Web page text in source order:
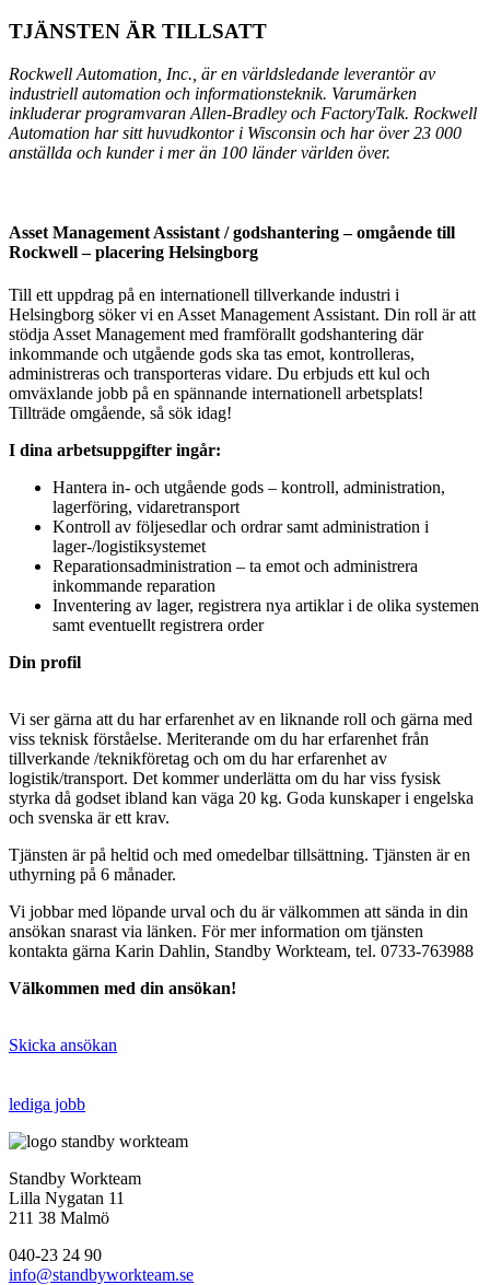
TJÄNSTEN ÄR TILLSATT
Rockwell Automation, Inc., är en världsledande leverantör av
industriell automation och informationsteknik. Varumärken
inkluderar programvaran Allen-Bradley och FactoryTalk. Rockwell
Automation har sitt huvudkontor i Wisconsin och har över 23 000
anställda och kunder i mer än 100 länder världen över.
Asset Management Assistant / godshantering – omgående till
Rockwell – placering Helsingborg
Till ett uppdrag på en internationell tillverkande industri i
Helsingborg söker vi en Asset Management Assistant. Din roll är att
stödja Asset Management med framförallt godshantering där
inkommande och utgående gods ska tas emot, kontrolleras,
administreras och transporteras vidare. Du erbjuds ett kul och
omväxlande jobb på en spännande internationell arbetsplats!
Tillträde omgående, så sök idag!
I dina arbetsuppgifter ingår:
Hantera in- och utgående gods – kontroll, administration,
lagerföring, vidaretransport
Kontroll av följesedlar och ordrar samt administration i
lager-/logistiksystemet
Reparationsadministration – ta emot och administrera
inkommande reparation
Inventering av lager, registrera nya artiklar i de olika systemen
samt eventuellt registrera order
Din profil
Vi ser gärna att du har erfarenhet av en liknande roll och gärna med
viss teknisk förståelse. Meriterande om du har erfarenhet från
tillverkande /teknikföretag och om du har erfarenhet av
logistik/transport. Det kommer underlätta om du har viss fysisk
styrka då godset ibland kan väga 20 kg. Goda kunskaper i engelska
och svenska är ett krav.
Tjänsten är på heltid och med omedelbar tillsättning. Tjänsten är en
uthyrning på 6 månader.
Vi jobbar med löpande urval och du är välkommen att sända in din
ansökan snarast via länken. För mer information om tjänsten
kontakta gärna Karin Dahlin, Standby Workteam, tel. 0733-763988
Välkommen med din ansökan!
Skicka ansökan
lediga jobb
Standby Workteam
Lilla Nygatan 11
211 38 Malmö
040-23 24 90
info@standbyworkteam.se